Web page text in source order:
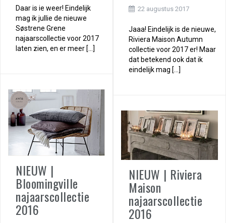
Daar is ie weer! Eindelijk
mag ik jullie de nieuwe
Søstrene Grene
najaarscollectie voor 2017
laten zien, en er meer […]
22 augustus 2017
Jaaa! Eindelijk is de nieuwe,
Riviera Maison Autumn
collectie voor 2017 er! Maar
dat betekend ook dat ik
eindelijk mag […]
NIEUW |
Bloomingville
najaarscollectie
2016
NIEUW | Riviera
Maison
najaarscollectie
2016